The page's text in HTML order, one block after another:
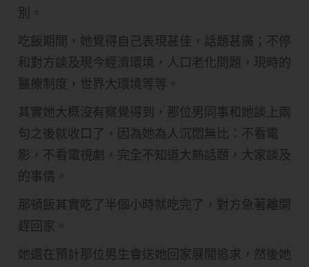
別。
吃飯期間，她覺得自己表現甚佳，話題甚廣；不停
和對方談及現今經濟環境，人口老化問題，現時的
醫療制度，世界大環境等等。
其實她大概沒有察覺得到，那位男同事和她談上兩
句之後就收口了，因為她為人沉悶無比：不看電
影，不看電視劇，完全不知道大熱話題，大家談及
的事情。
那頓飯其實吃了半個小時就吃完了，對方急著離開
趕回家。
她還在預計那位男生會送她回家展開追求，然後她